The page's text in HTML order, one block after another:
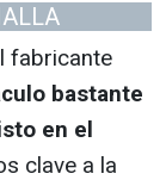
fabricante
bastante
en el
clave a la